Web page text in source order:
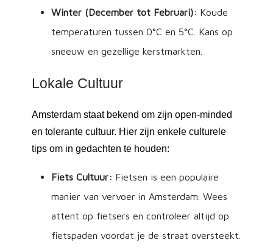
Winter (December tot Februari): Koude
temperaturen tussen 0°C en 5°C. Kans op
sneeuw en gezellige kerstmarkten.
Lokale Cultuur
Amsterdam staat bekend om zijn open-minded
en tolerante cultuur. Hier zijn enkele culturele
tips om in gedachten te houden:
Fiets Cultuur: Fietsen is een populaire
manier van vervoer in Amsterdam. Wees
attent op fietsers en controleer altijd op
fietspaden voordat je de straat oversteekt.